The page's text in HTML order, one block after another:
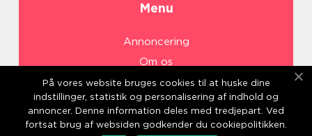
Menu
Annoncering
Om os
Cookies
Kontakt os
Sitemap
På vores website bruges cookies til at huske dine
indstillinger, statistik og personalisering af indhold og
annoncer. Denne information deles med tredjepart. Ved
fortsat brug af websiden godkender du cookiepolitikken.